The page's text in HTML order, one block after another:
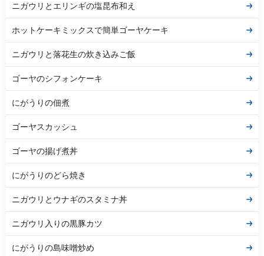
ニガウリとエリンギの塩昆布和え
ホットケーキミックスで簡単ゴーヤケーキ
ニガウリと落花生の炊き込みご飯
ゴーヤのシフォンケーキ
にがうりの佃煮
ゴーヤスカッシュ
ゴーヤの揚げ煮丼
にがうりのどら焼き
ニガウリとウナギのスタミナ丼
ニガウリ入りの黒豚カツ
にがうりの島味噌炒め